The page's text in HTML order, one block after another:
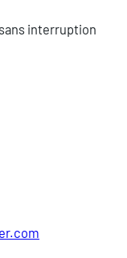
interruption